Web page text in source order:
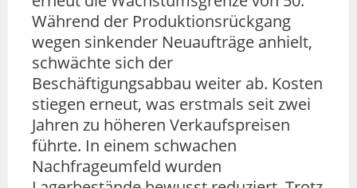
Während der Produktionsrückgang
wegen sinkender Neuaufträge anhielt,
schwächte sich der
Beschäftigungsabbau weiter ab. Kosten
stiegen erneut, was erstmals seit zwei
Jahren zu höheren Verkaufspreisen
führte. In einem schwachen
Nachfrageumfeld wurden